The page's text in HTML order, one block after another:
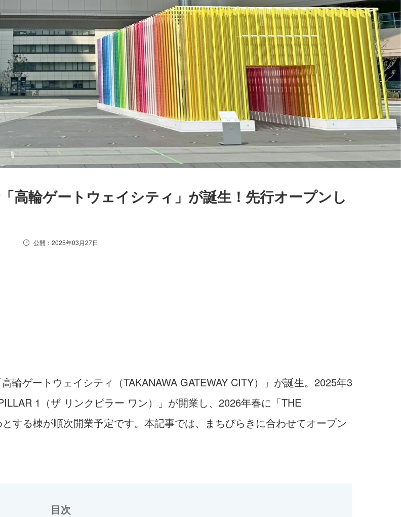
高輪ゲートウェイシティ」が誕生！先行オープンし
公開：2025年03月27日
輪ゲートウェイシティ（TAKANAWA GATEWAY CITY）」が誕生。2025年3
1（ザ リンクピラー ワン）」が開業し、2026年春に「THE
する棟が順次開業予定です。本記事では、まちびらきに合わせてオープン
目次